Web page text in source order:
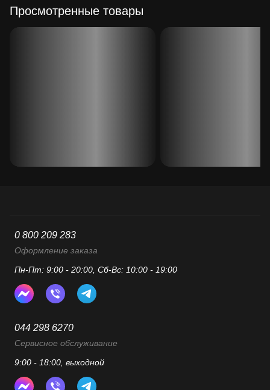
Просмотренные товары
0 800 209 283
Оформление заказа
Пн-Пт: 9:00 - 20:00, Сб-Вс: 10:00 - 19:00
044 298 6270
Сервисное обслуживание
9:00 - 18:00, выходной